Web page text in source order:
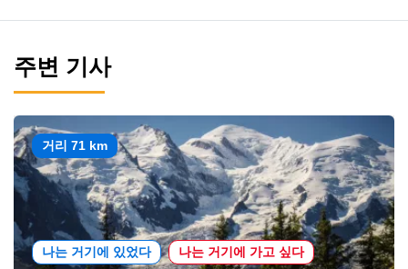
주변 기사
거리 71 km
나는 거기에 있었다 나는 거기에 가고 싶다